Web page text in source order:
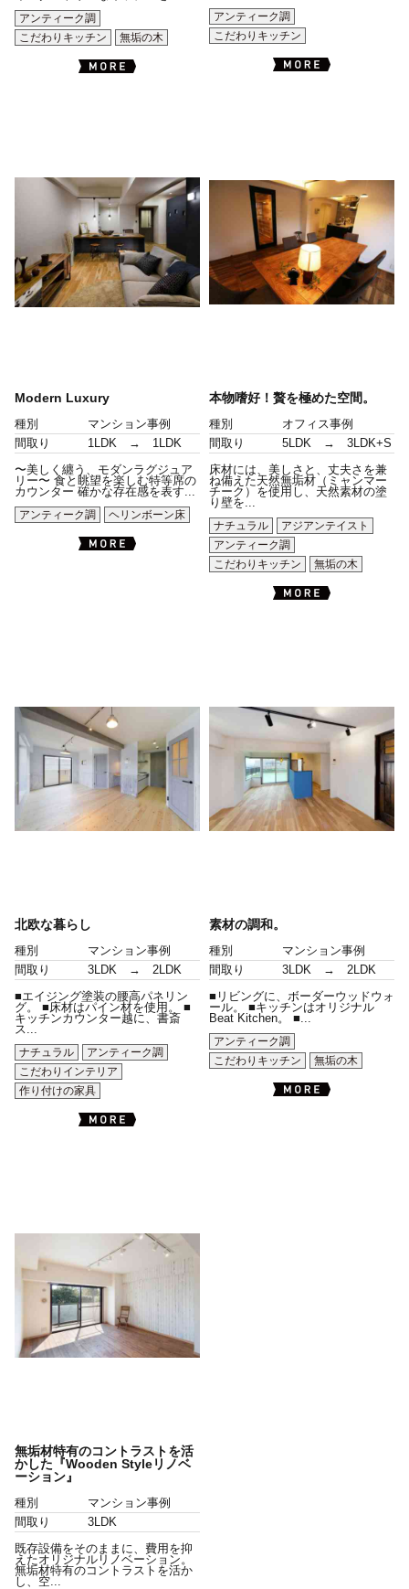
アンティーク調
こだわりキッチン
無垢の木
アンティーク調
こだわりキッチン
Modern Luxury
種別
マンション事例
間取り
1LDK → 1LDK
〜美しく纏う、モダンラグジュア
リー〜 食と眺望を楽しむ特等席の
カウンター 確かな存在感を表す...
アンティーク調
ヘリンボーン床
本物嗜好！贅を極めた空間。
種別
オフィス事例
間取り
5LDK → 3LDK+S
床材には、美しさと、丈夫さを兼
ね備えた天然無垢材（ミャンマー
チーク）を使用し、天然素材の塗
り壁を...
ナチュラル
アジアンテイスト
アンティーク調
こだわりキッチン
無垢の木
北欧な暮らし
種別
マンション事例
間取り
3LDK → 2LDK
■エイジング塗装の腰高パネリン
グ。 ■床材はパイン材を使用。 ■
キッチンカウンター越に、書斎
ス...
ナチュラル
アンティーク調
こだわりインテリア
作り付けの家具
素材の調和。
種別
マンション事例
間取り
3LDK → 2LDK
■リビングに、ボーダーウッドウォ
ール。 ■キッチンはオリジナル
Beat Kitchen。 ■...
アンティーク調
こだわりキッチン
無垢の木
無垢材特有のコントラストを活
かした『Wooden Styleリノベ
ーション』
種別
マンション事例
間取り
3LDK
既存設備をそのままに、費用を抑
えたオリジナルリノベーション。
無垢材特有のコントラストを活か
し、空...